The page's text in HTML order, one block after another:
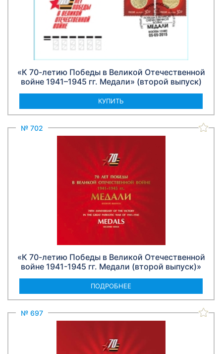
«К 70-летию Победы в Великой Отечественной
войне 1941–1945 гг. Медали» (второй выпуск)
КУПИТЬ
№ 702
«К 70-летию Победы в Великой Отечественной
войне 1941-1945 гг. Медали (второй выпуск)»
ПОДРОБНЕЕ
№ 697